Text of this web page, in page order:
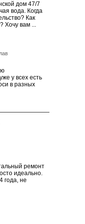
дом 47/7
вода. Когда
Как
Хочу вам ...
у всех есть
в разных
ремонт
идеально.
года, не